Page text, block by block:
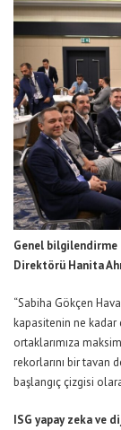
Genel bilgilendirme
Direktörü Hanita
“Sabiha Gökçen
kapasitenin ne kadar
ortaklarımıza
rekorlarını bir tavan
başlangıç çizgisi
ISG yapay zeka ve